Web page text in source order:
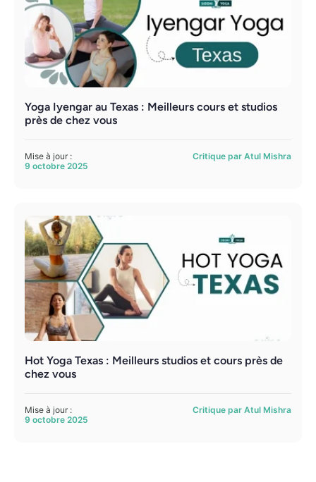
Yoga Iyengar au Texas : Meilleurs cours et studios
près de chez vous
Mise à jour :
9 octobre 2025
Critique par Atul Mishra
Hot Yoga Texas : Meilleurs studios et cours près de
chez vous
Mise à jour :
9 octobre 2025
Critique par Atul Mishra